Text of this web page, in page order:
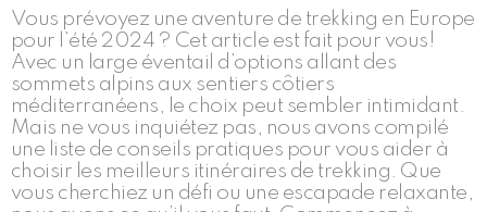
Vous prévoyez une aventure de trekking en Europe
pour l’été 2024 ? Cet article est fait pour vous!
Avec un large éventail d’options allant des
sommets alpins aux sentiers côtiers
méditerranéens, le choix peut sembler intimidant.
Mais ne vous inquiétez pas, nous avons compilé
une liste de conseils pratiques pour vous aider à
choisir les meilleurs itinéraires de trekking. Que
vous cherchiez un défi ou une escapade relaxante,